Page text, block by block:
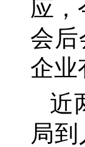
应，
会
企业
近
局